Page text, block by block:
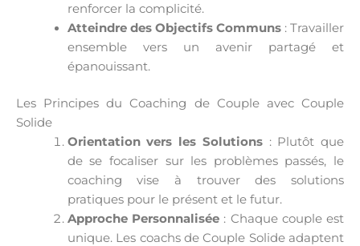
renforcer la complicité.
Atteindre des Objectifs Communs: Travailler
ensemble vers un avenir partagé et
épanouissant.
Les Principes du Coaching de Couple avec Couple
Solide
Orientation vers les Solutions: Plutôt que
de se focaliser sur les problèmes passés, le
coaching vise à trouver des solutions
pratiques pour le présent et le futur.
Approche Personnalisée : Chaque couple est
unique. Les coachs de Couple Solide adaptent